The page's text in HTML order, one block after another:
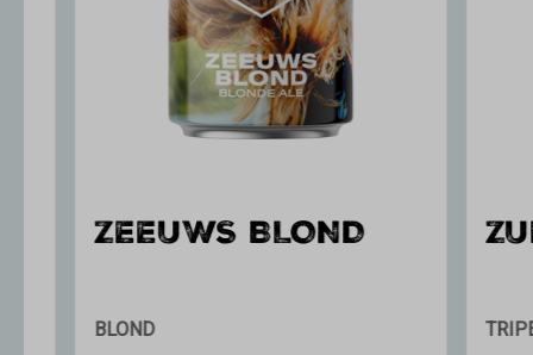
ZEEUWS BLOND
BLOND TRIPEL